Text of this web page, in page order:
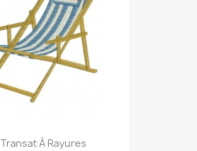
Transat À Rayures